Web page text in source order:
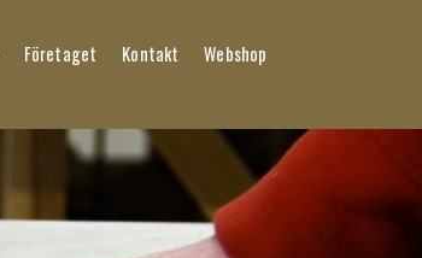
Företaget Kontakt Webshop